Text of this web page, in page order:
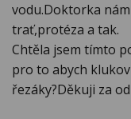
vodu.Doktorka
trať,protéza a tak.
Chtěla jsem tímto
pro to abych
řezáky?Děkuji za